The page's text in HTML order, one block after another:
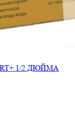
1/2 ДЮЙМА